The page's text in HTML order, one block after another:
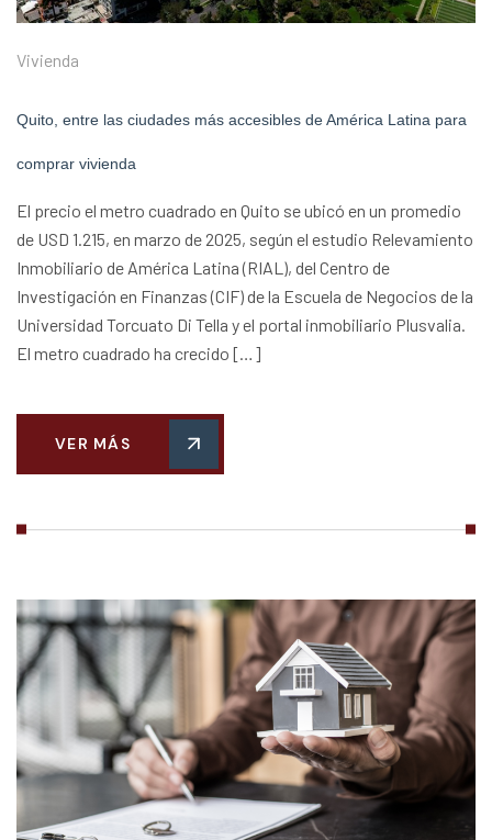
Vivienda
Quito, entre las ciudades más accesibles de América Latina para
comprar vivienda
El precio el metro cuadrado en Quito se ubicó en un promedio
de USD 1.215, en marzo de 2025, según el estudio Relevamiento
Inmobiliario de América Latina (RIAL), del Centro de
Investigación en Finanzas (CIF) de la Escuela de Negocios de la
Universidad Torcuato Di Tella y el portal inmobiliario Plusvalia.
El metro cuadrado ha crecido […]
VER MÁS